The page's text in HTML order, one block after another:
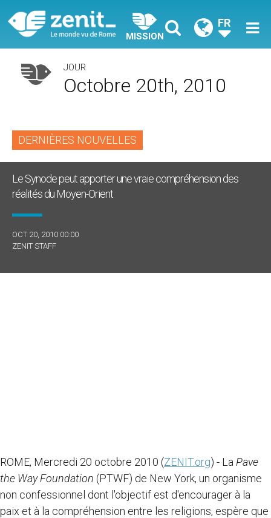
MISSION
FR
JOUR
Octobre 20th, 2010
DERNIÈRES NOUVELLES
Le Synode peut apporter une vraie compréhension des
réalités du Moyen-Orient
OCT 20, 2010 00:00
ZENIT STAFF
ROME, Mercredi 20 octobre 2010 (ZENIT.org) - La Pave
the Way Foundation (PTWF) de New York, un organisme
non confessionnel dont l'objectif est d'encourager à la
paix et à la compréhension entre les religions, espère que